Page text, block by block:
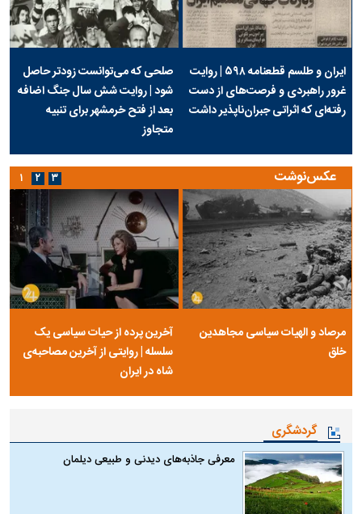
ایران و طلسم قطعنامه ۵۹۸ | روایت
غرور راهبردی و فرصت‌های از دست
رفته‌ای که اثراتی جبران‌ناپذیر داشت
صلحی که می‌توانست زودتر حاصل
شود | روایت شش سال جنگ اضافه
بعد از فتح خرمشهر برای تنبیه
متجاوز
عکس‌نوشت
مرصاد و الهیات سیاسی مجاهدین
خلق
آخرین پرده از حیات سیاسی یک
سلسله | روایتی از آخرین مصاحبه‌ی
شاه در ایران
۱ ۲ ۳
گردشگری
معرفی جاذبه‌های دیدنی و طبیعی دیلمان